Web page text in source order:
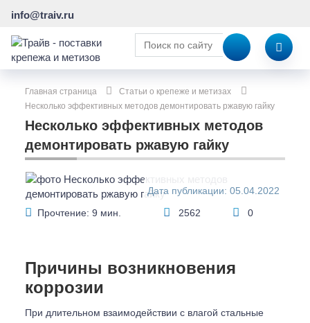
info@traiv.ru
Главная страница
Статьи о крепеже и метизах
Несколько эффективных методов демонтировать ржавую гайку
Несколько эффективных методов
демонтировать ржавую гайку
Дата публикации: 05.04.2022
Прочтение: 9 мин.
2562 0
Причины возникновения
коррозии
При длительном взаимодействии с влагой стальные